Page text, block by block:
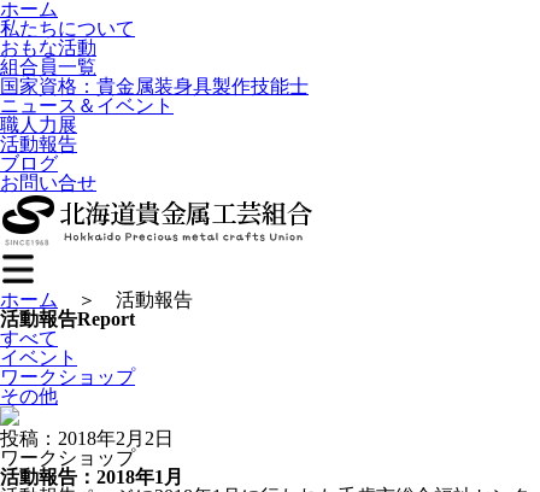
ホーム
私たちについて
おもな活動
組合員一覧
国家資格：貴金属装身具製作技能士
ニュース＆イベント
職人力展
活動報告
ブログ
お問い合せ
ホーム
＞ 活動報告
活動報告Report
すべて
イベント
ワークショップ
その他
投稿：2018年2月2日
ワークショップ
活動報告：2018年1月